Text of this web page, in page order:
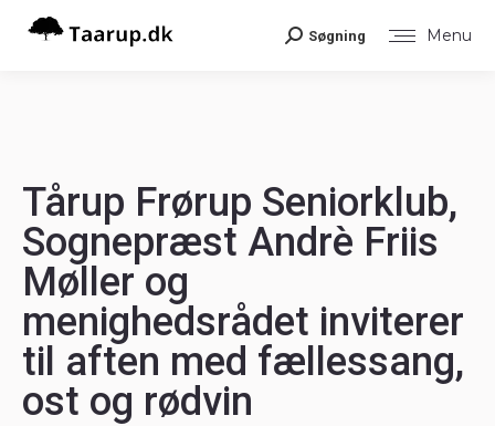
Menu
Search:
Søgning
Tårup Frørup Seniorklub,
Sognepræst Andrè Friis
Møller og
menighedsrådet inviterer
til aften med fællessang,
ost og rødvin